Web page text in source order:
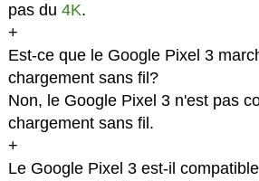
pas du 4K.
+
Est-ce que le Google Pixel 3
chargement sans fil?
Non, le Google Pixel 3 n'est pas
chargement sans fil.
+
Le Google Pixel 3 est-il